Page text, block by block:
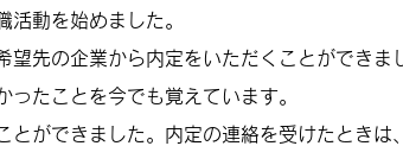
動を始めました。
先の企業から内定をいただくことができま
たことを今でも覚えています。
ができました。内定の連絡を受けたときは